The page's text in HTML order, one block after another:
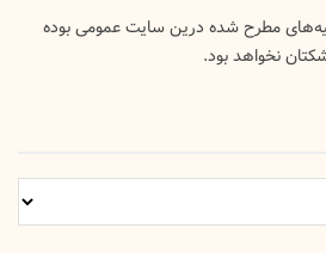
مطرح شده درین سایت عمومی بوده
نخواهد بود.